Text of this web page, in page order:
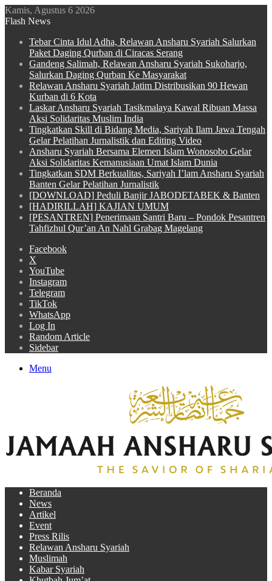
Kamis, Agustus 6 2026
Flash News
Tebar Cinta Idul Adha, Relawan Ansharu Syariah Salurkan
Paket Daging Qurban di Ciracas Serang
Gandeng Salimah, Relawan Ansharu Syariah Sukoharjo,
Salurkan Daging Qurban Ke Masyarakat
Relawan Ansharu Syariah Jatim Distribusikan 90 Hewan
Kurban di 6 Kota
Laskar Ansharu Syariah Tasikmalaya Kawal Ribuan Massa
Aksi Solidaritas Muslim India
Tingkatkan Skill di Bidang Media, Sariyah Ilam Jawa Tengah
Gelar Pelatihan Jurnalistik dan Editing Video
Ansharu Syariah Bersama Elemen Islam Wonosobo Gelar
Aksi Solidaritas Kemanusiaan Umat Islam Dunia
Tingkatkan SDM Berkualitas, Sariyah I’lam Ansharu Syariah
Banten Gelar Pelatihan Jurnalistik
[DOWNLOAD] Peduli Banjir JABODETABEK & Banten
[HADIRILLAH] KAJIAN UMUM
[PESANTREN] Penerimaan Santri Baru – Pondok Pesantren
Tahfizhul Qur’an An Nahl Grabag Magelang
Facebook
X
YouTube
Instagram
Telegram
TikTok
WhatsApp
Log In
Random Article
Sidebar
Menu
Beranda
News
Artikel
Event
Press Rilis
Relawan Ansharu Syariah
Muslimah
Kabar Syariah